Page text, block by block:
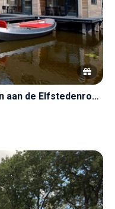
Vakantiehuisje voor 4 personen aan de Elfstedenroute met je eigen elektrische bootje